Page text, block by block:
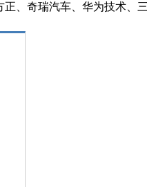
、奇瑞汽车、华为技术、